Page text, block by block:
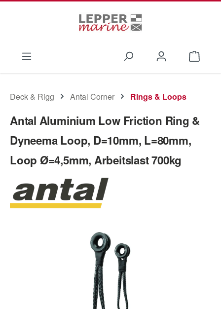
Deck & Rigg Antal Corner Rings & Loops
Antal Aluminium Low Friction Ring &
Dyneema Loop, D=10mm, L=80mm,
Loop Ø=4,5mm, Arbeitslast 700kg
Bildergalerie überspringen